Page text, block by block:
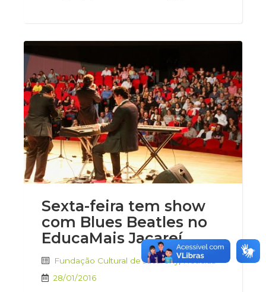
Sexta-feira tem show
com Blues Beatles no
EducaMais Jacareí
Fundação Cultural de Jacarehy,Notícias
28/01/2016